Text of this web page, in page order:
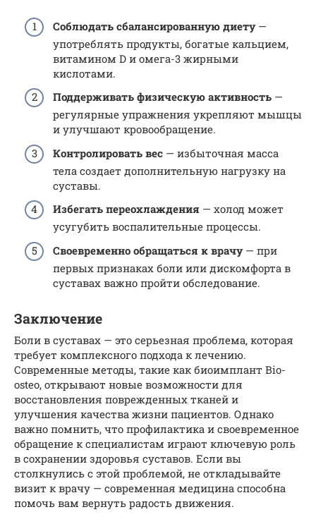
Соблюдать сбалансированную диету—
употреблять продукты, богатые кальцием,
витамином D и омега-3 жирными
кислотами.
Поддерживать физическую активность —
регулярные упражнения укрепляют мышцы
и улучшают кровообращение.
Контролировать вес — избыточная масса
тела создает дополнительную нагрузку на
суставы.
Избегать переохлаждения — холод может
усугубить воспалительные процессы.
Своевременно обращаться к врачу— при
первых признаках боли или дискомфорта в
суставах важно пройти обследование.
Заключение
Боли в суставах — это серьезная проблема, которая
требует комплексного подхода к лечению.
Современные методы, такие как биоимплант Bio-
osteo, открывают новые возможности для
восстановления поврежденных тканей и
улучшения качества жизни пациентов. Однако
важно помнить, что профилактика и своевременное
обращение к специалистам играют ключевую роль
в сохранении здоровья суставов. Если вы
столкнулись с этой проблемой, не откладывайте
визит к врачу — современная медицина способна
помочь вам вернуть радость движения.